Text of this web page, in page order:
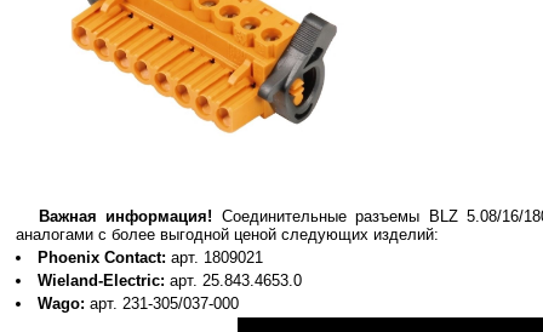
Важная информация! Cоединительные разъемы BLZ 5.08/16/
аналогами с более выгодной ценой следующих изделий:
Phoenix Contact: арт. 1809021
Wieland-Electric: арт. 25.843.4653.0
Wago: арт. 231-305/037-000